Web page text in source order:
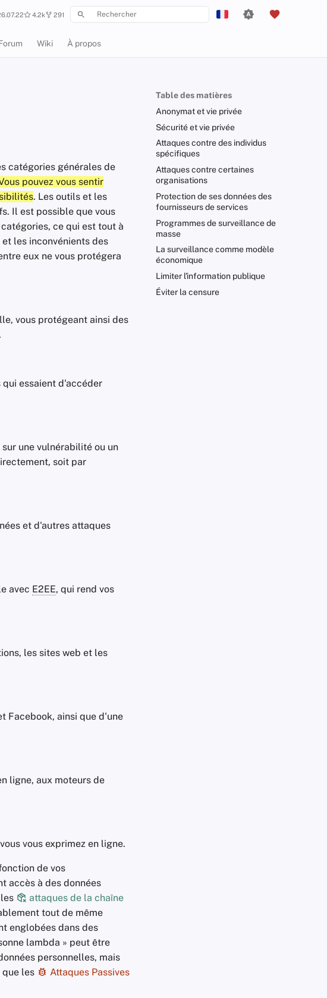
4.2k 291
עִברִית
Italiano
Nederlands
中文 (繁體)
中文 (繁體，台灣)
Русский
Wiki À propos
Table des matières
Anonymat et vie privée
Sécurité et vie privée
Attaques contre des individus
spécifiques
Attaques contre certaines
organisations
Protection de ses données des
fournisseurs de services
Programmes de surveillance de
masse
La surveillance comme modèle
économique
Limiter l'information publique
Éviter la censure
catégories générales de
pouvez vous sentir
. Les outils et les
Il est possible que vous
ce qui est tout à
les inconvénients des
eux ne vous protégera
vous protégeant ainsi des
essaient d'accéder
une vulnérabilité ou un
soit par
et d'autres attaques
avec E2EE, qui rend vos
les sites web et les
Facebook, ainsi que d'une
ligne, aux moteurs de
vous exprimez en ligne.
de vos
accès à des données
attaques de la chaîne
tout de même
englobées dans des
lambda » peut être
personnelles, mais
les
Attaques Passives